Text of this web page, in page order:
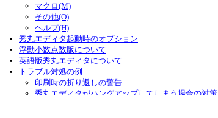
マクロ(M)
その他(O)
ヘルプ(H)
秀丸エディタ起動時のオプション
浮動小数点数版について
英語版秀丸エディタについて
トラブル対処の例
印刷時の折り返しの警告
秀丸エディタがハングアップしてしまう場合の対策